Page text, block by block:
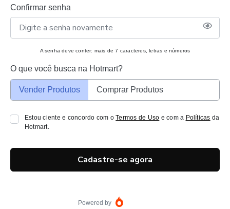
Confirmar senha
A senha deve conter: mais de 7 caracteres, letras e números
O que você busca na Hotmart?
Vender Produtos Comprar Produtos
Estou ciente e concordo com oTermos de Uso e com a Políticas da
Hotmart.
Cadastre-se agora
Powered by